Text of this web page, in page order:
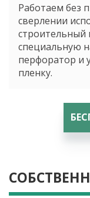
Работаем без
сверлении
строительный
специальную
перфоратор и
пленку.